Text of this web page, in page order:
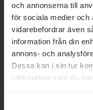
och annonserna till
för sociala medier och
vidarebefordrar även
information från din
annons- och
Dessa kan i sin tur
information som du
Fler sidor